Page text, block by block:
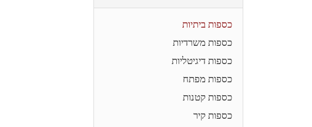
כספות ביתיות
כספות משרדיות
כספות דיגיטליות
כספות מפתח
כספות קטנות
כספות קיר